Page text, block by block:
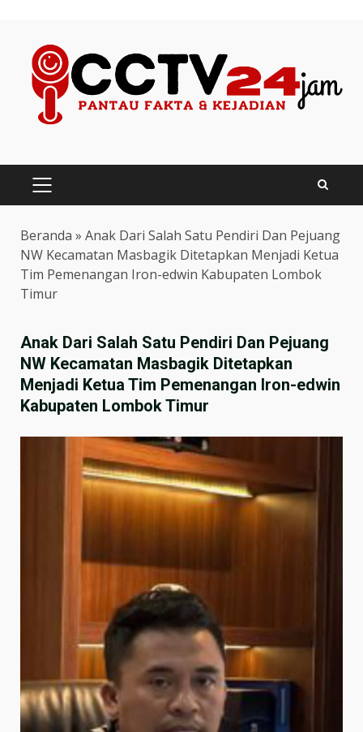
content
PRIMARY
MENU
Beranda » Anak Dari Salah Satu Pendiri Dan Pejuang
NW Kecamatan Masbagik Ditetapkan Menjadi Ketua
Tim Pemenangan Iron-edwin Kabupaten Lombok
Timur
Anak Dari Salah Satu Pendiri Dan Pejuang
NW Kecamatan Masbagik Ditetapkan
Menjadi Ketua Tim Pemenangan Iron-edwin
Kabupaten Lombok Timur